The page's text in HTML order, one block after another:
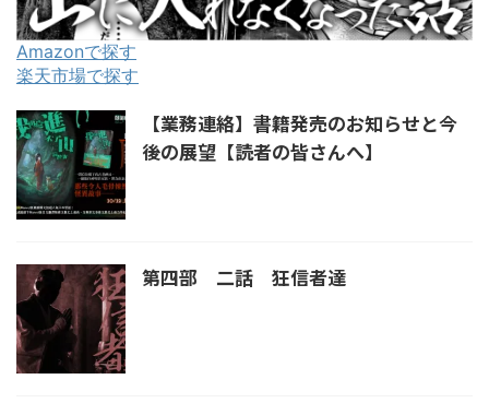
Amazonで探す
楽天市場で探す
【業務連絡】書籍発売のお知らせと今
後の展望【読者の皆さんへ】
第四部 二話 狂信者達